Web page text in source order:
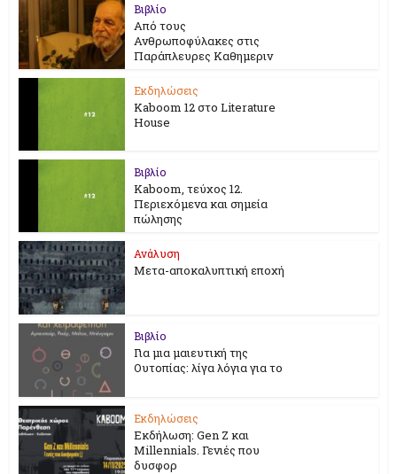
Βιβλίο
Από τους
Ανθρωποφύλακες στις
Παράπλευρες Καθημεριν
Εκδηλώσεις
Kaboom 12 στο Literature
House
Βιβλίο
Kaboom, τεύχος 12.
Περιεχόμενα και σημεία
πώλησης
Ανάλυση
Μετα-αποκαλυπτική εποχή
Βιβλίο
Για μια μαιευτική της
Ουτοπίας: λίγα λόγια για το
Εκδηλώσεις
Εκδήλωση: Gen Z και
Millennials. Γενιές που
δυσφορ